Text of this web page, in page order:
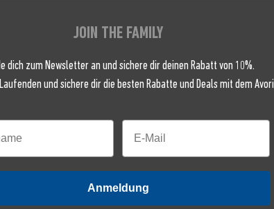
JOIN THE FAMILY
dich zum Newsletter an und sichere dir deinen Rabatt von 10%.
und sichere dir die besten Rabatte und Deals mit dem
Anmeldung